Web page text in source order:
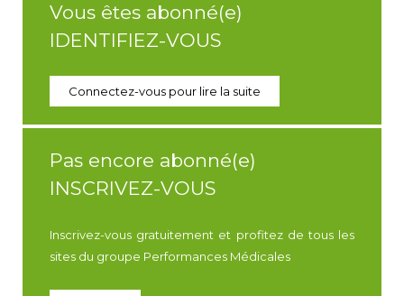
Vous êtes abonné(e)
IDENTIFIEZ-VOUS
Connectez-vous pour lire la suite
Pas encore abonné(e)
INSCRIVEZ-VOUS
Inscrivez-vous gratuitement et profitez de tous les
sites du groupe Performances Médicales